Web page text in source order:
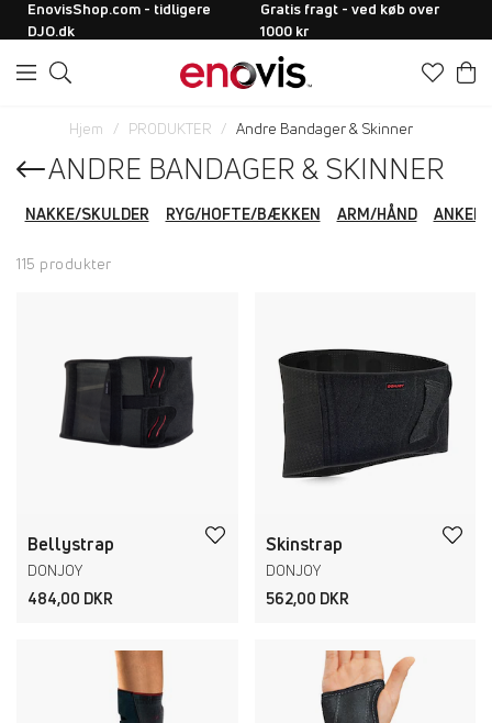
EnovisShop.com - tidligere
DJO.dk
Gratis fragt - ved køb over
1000 kr
Hjem PRODUKTER Andre Bandager & Skinner
ANDRE BANDAGER & SKINNER
NAKKE/SKULDER RYG/HOFTE/BÆKKEN ARM/HÅND ANKEL/
115 produkter
Bellystrap
DONJOY
484,00 DKR
Skinstrap
DONJOY
562,00 DKR